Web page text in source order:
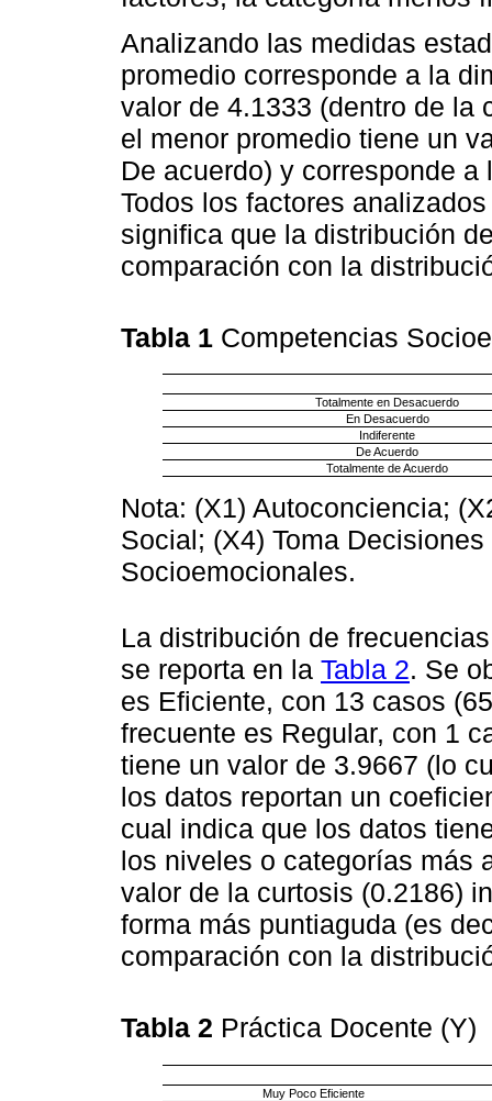
Analizando las medidas
promedio corresponde a la
valor de 4.1333 (dentro de la
el menor promedio tiene un
De acuerdo) y corresponde
Todos los factores
significa que la distribución
comparación con la
Tabla 1 Competencias
Totalmente en Desacuerdo
En Desacuerdo
Indiferente
De Acuerdo
Totalmente de Acuerdo
Nota: (X1) Autoconciencia;
Social; (X4) Toma
Socioemocionales.
La distribución de
se reporta en la Tabla 2. Se
es Eficiente, con 13 casos
frecuente es Regular, con 1
tiene un valor de 3.9667 (lo
los datos reportan un
cual indica que los datos
los niveles o categorías más
valor de la curtosis (0.2186)
forma más puntiaguda (es
comparación con la
Tabla 2 Práctica Docente (Y)
Muy Poco Eficiente